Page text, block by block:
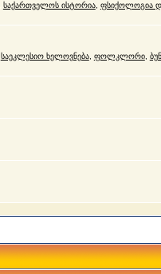
საქართველოს ისტორია, ფსიქოლოგია
საეკლესიო ხელოვნება, ფოლკლორი,